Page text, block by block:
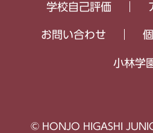
学校自己評価
お問い合わせ
小林学
© HONJO HIGASHI